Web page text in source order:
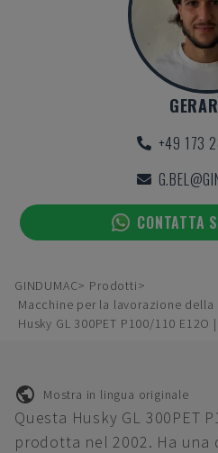
+49 173
CONTATTA
GINDUMAC
Prodotti
Macchine per la lavorazione della
Husky GL 300PET P100/110
Mostra in lingua originale
Questa Husky GL 300PET
prodotta nel 2002. Ha una